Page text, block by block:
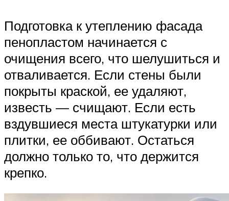
Подготовка к утеплению фасада
пенопластом начинается с
очищения всего, что шелушиться и
отваливается. Если стены были
покрыты краской, ее удаляют,
известь — счищают. Если есть
вздувшиеся места штукатурки или
плитки, ее оббивают. Остаться
должно только то, что держится
крепко.